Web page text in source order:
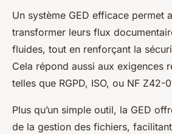
Un système GED efficace permet
transformer leurs flux
fluides, tout en renforçant la
Cela répond aussi aux exigences
telles que RGPD, ISO, ou NF Z42-
Plus qu’un simple outil, la GED
de la gestion des fichiers,